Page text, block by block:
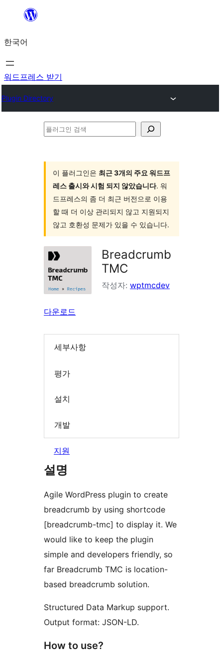
츠
로
바
가
한국어
워드프레스 받기
Plugin Directory
플
이 플러그인은 최근 3개의 주요 워드프
레스 출시와 시험 되지 않았습니다. 워
드프레스의 좀 더 최근 버전으로 이용
할 때 더 이상 관리되지 않고 지원되지
않고 호환성 문제가 있을 수 있습니다.
Breadcrumb
TMC
작성자: wptmcdev
다운로드
세부사항
평가
설치
개발
지원
설명
Agile WordPress plugin to create
breadcrumb by using shortcode
[breadcrumb-tmc] to display it. We
would like to keep the plugin
simple and developers friendly, so
far Breadcrumb TMC is location-
based breadcrumb solution.
Structured Data Markup support.
Output format: JSON-LD.
How to use?